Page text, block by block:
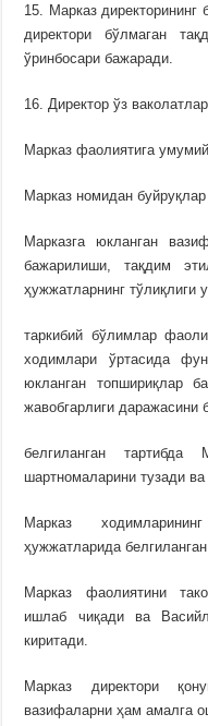
15. Марказ
директори бўлмаган
ўринбосари бажаради.
16. Директор ўз
Марказ фаолиятига
Марказ номидан
Марказга юкланган
бажарилиши, тақдим
ҳужжатларнинг тўлиқлиги
таркибий бўлимлар
ходимлари ўртасида
юкланган топшириқлар
жавобгарлиги даражасини
белгиланган
шартномаларини тузади
Марказ
ҳужжатларида
Марказ фаолиятини
ишлаб чиқади ва
киритади.
Марказ директори
вазифаларни ҳам амалга